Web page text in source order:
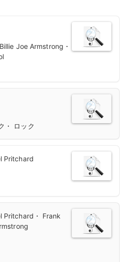
Joe Armstrong・
・ ロック
Pritchard
Pritchard・ Frank